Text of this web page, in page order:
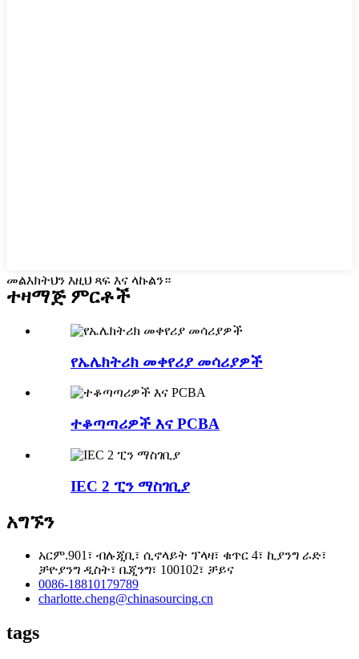
መልእክትህን እዚህ ጻፍ እና ላኩልን።
ተዛማጅ ምርቶች
የኤሌክትሪክ መቀየሪያ መሳሪያዎች
ተቆጣጣሪዎች እና PCBA
IEC 2 ፒን ማስገቢያ
አግኙን
አርም.901፣ ብሉጂቢ፣ ሲኖላይት ፕላዛ፣ ቁጥር 4፣ ኪያንግ ራድ፣
ቻዮያንግ ዲስት፣ ቤጂንግ፣ 100102፣ ቻይና
0086-18810179789
charlotte.cheng@chinasourcing.cn
tags